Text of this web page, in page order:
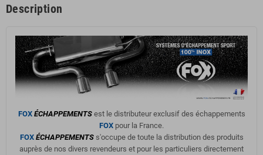
Description
FOX ÉCHAPPEMENTSest le distributeur exclusif des échappements
FOX pour la France.
FOX ÉCHAPPEMENTSs'occupe de toute la distribution des produits
auprès de nos divers revendeurs et pour les particuliers directement